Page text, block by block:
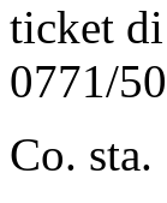
ticket
0771/
Co. sta.